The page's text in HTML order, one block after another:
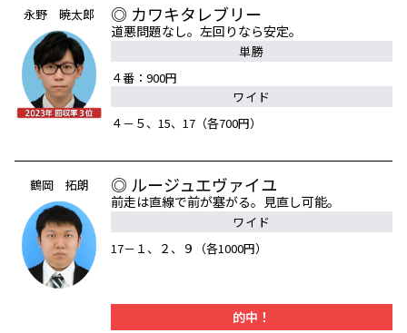
永野 暁太郎 ◎ カワキタレブリー
道悪問題なし。左回りなら安定。
単勝
４番：900円
ワイド
４－５、15、17（各700円）
鶴岡 拓朗 ◎ ルージュエヴァイユ
前走は直線で前が塞がる。見直し可能。
ワイド
17－１、２、９（各1000円）
的中！